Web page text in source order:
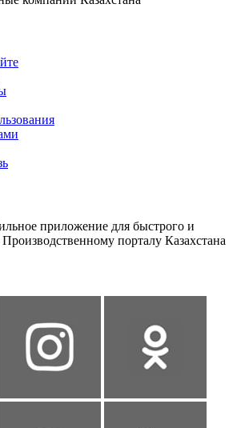
приложение для быстрого и
порталу Казахстана